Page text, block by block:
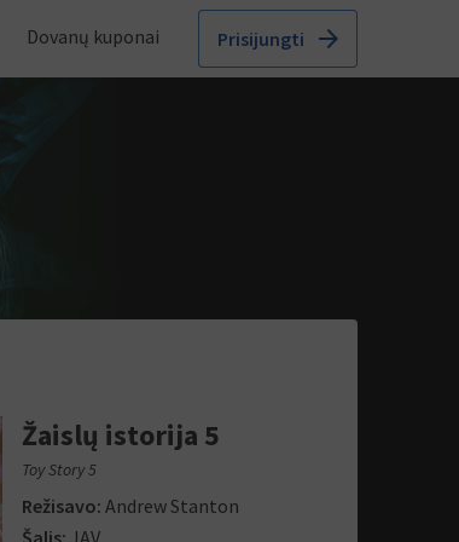
Dovanų kuponai Prisijungti arrow_forward
Žaislų istorija 5
Toy Story 5
Režisavo: Andrew Stanton
Šalis: JAV